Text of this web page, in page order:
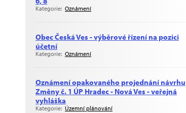
Kategorie: Oznámení
Obec Česká Ves - výběrové řízení na pozici
účetní
Kategorie: Oznámení
Oznámení opakovaného projednání návrhu
Změny č. 1 ÚP Hradec - Nová Ves - veřejná
vyhláška
Kategorie: Územní plánování